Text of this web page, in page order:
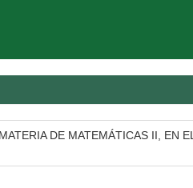
DE MATEMÁTICAS II, EN EL